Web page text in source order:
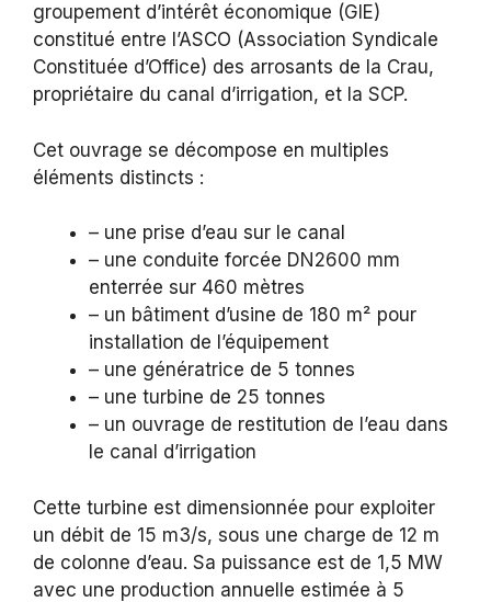
groupement d’intérêt économique (GIE)
constitué entre l’ASCO (Association Syndicale
Constituée d’Office) des arrosants de la Crau,
propriétaire du canal d’irrigation, et la SCP.
Cet ouvrage se décompose en multiples
éléments distincts :
– une prise d’eau sur le canal
– une conduite forcée DN2600 mm
enterrée sur 460 mètres
– un bâtiment d’usine de 180 m² pour
installation de l’équipement
– une génératrice de 5 tonnes
– une turbine de 25 tonnes
– un ouvrage de restitution de l’eau dans
le canal d’irrigation
Cette turbine est dimensionnée pour exploiter
un débit de 15 m3/s, sous une charge de 12 m
de colonne d’eau. Sa puissance est de 1,5 MW
avec une production annuelle estimée à 5